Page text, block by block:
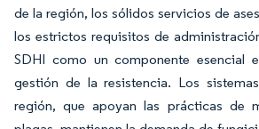
de la región, los sólidos servicios de
los estrictos requisitos de
SDHI como un componente esencial
gestión de la resistencia. Los
región, que apoyan las prácticas de